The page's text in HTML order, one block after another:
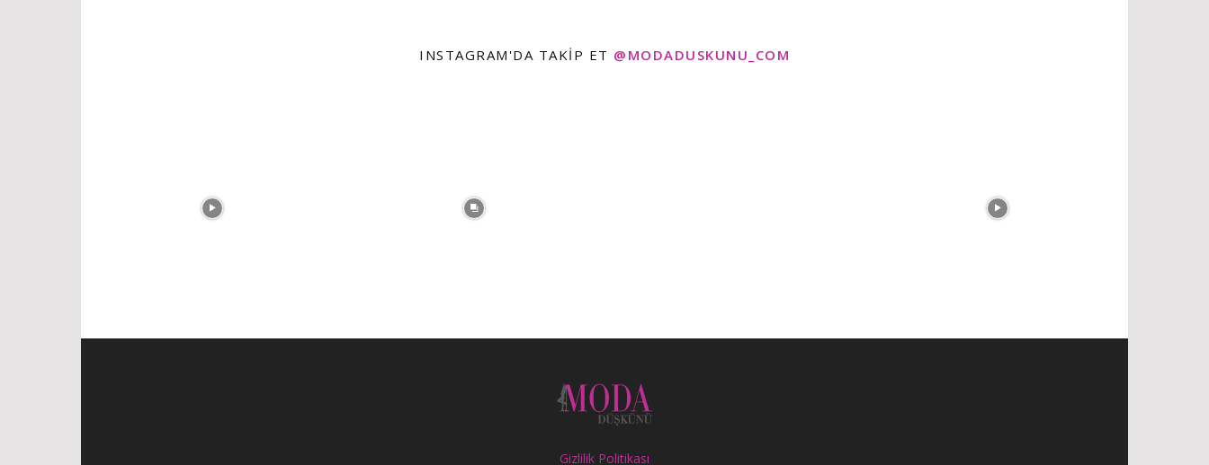
INSTAGRAM'DA TAKIP ET @MODADUSKUNU_COM
Gizlilik Politikası